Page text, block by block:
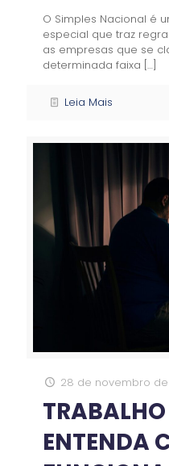
O Simples Nacional é
especial que traz
as empresas que se
determinada faixa […]
Leia Mais
28 de novembro de
ENTENDA